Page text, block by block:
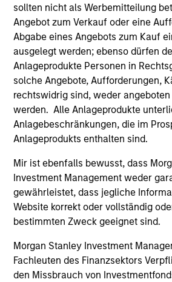
sollten nicht als Werbemitteilung
Angebot zum Verkauf oder eine
Abgabe eines Angebots zum Kauf
ausgelegt werden; ebenso dürfen
Anlageprodukte Personen in
solche Angebote, Aufforderungen,
rechtswidrig sind, weder
werden. Alle Anlageprodukte
Anlagebeschränkungen, die im
Anlageprodukts enthalten sind.
Mir ist ebenfalls bewusst, dass
Investment Management weder
gewährleistet, dass jegliche
Website korrekt oder vollständig
bestimmten Zweck geeignet sind.
Morgan Stanley Investment
Fachleuten des Finanzsektors
den Missbrauch von
she was a Robert Toigo Fellow.
Helen is based in Washington, DC.
May not represent all Team
The information on this page is for
purposes only. The information
not constitute and should not be
solicitation of an offer to buy any
jurisdiction in which such offer or
purchase or sale would be
securities, insurance or other laws
All investing involves risks,
Please refer to the strategy detail
information on the strategy,
considerations.